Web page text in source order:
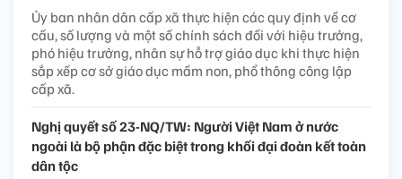
Ủy ban nhân dân cấp xã thực hiện các quy định về cơ
cấu, số lượng và một số chính sách đối với hiệu trưởng,
phó hiệu trưởng, nhân sự hỗ trợ giáo dục khi thực hiện
sắp xếp cơ sở giáo dục mầm non, phổ thông công lập
cấp xã.
Nghị quyết số 23-NQ/TW: Người Việt Nam ở nước
ngoài là bộ phận đặc biệt trong khối đại đoàn kết toàn
dân tộc